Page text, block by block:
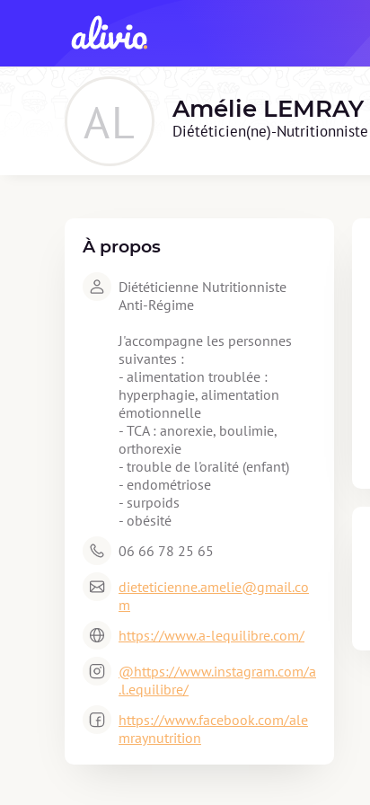
AL Amélie LEMRAY
Diététicien(ne)-Nutritionniste
À propos
Diététicienne Nutritionniste
Anti-Régime
J'accompagne les personnes
suivantes :
- alimentation troublée :
hyperphagie, alimentation
émotionnelle
- TCA : anorexie, boulimie,
orthorexie
- trouble de l'oralité (enfant)
- endométriose
- surpoids
- obésité
06 66 78 25 65
dieteticienne.amelie@gmail.co
m
https://www.a-lequilibre.com/
@https://www.instagram.com/a
.l.equilibre/
https://www.facebook.com/ale
mraynutrition